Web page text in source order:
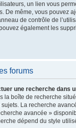
un lien vous
De même, vous pouvez
de contrôle de
également les
forums
une recherche dans
la boîte de recherche
La recherche
avancée »
dépend du style